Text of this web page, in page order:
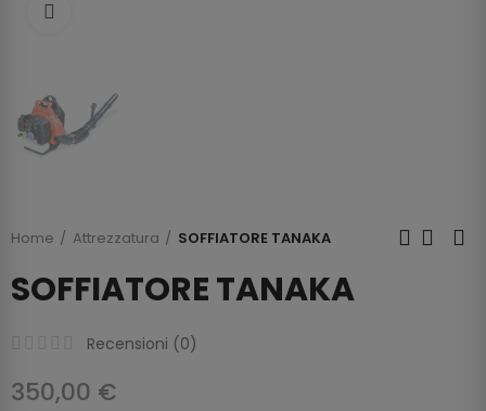
Home Attrezzatura SOFFIATORE TANAKA
SOFFIATORE TANAKA
Recensioni (0)
350,00 €